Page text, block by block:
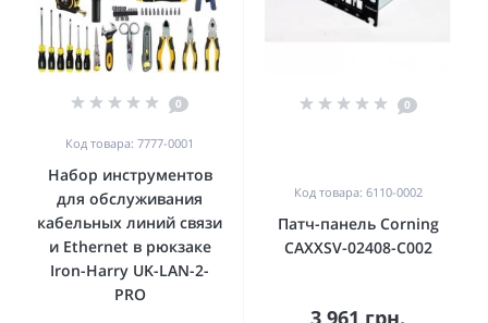
0
Код товара: 7777-0001
Набор инструментов
для обслуживания
кабельных линий связи
и Ethernet в рюкзаке
Iron-Harry UK-LAN-2-
PRO
0
Код товара: 6110-0002
Патч-панель Corning
CAXXSV-02408-C002